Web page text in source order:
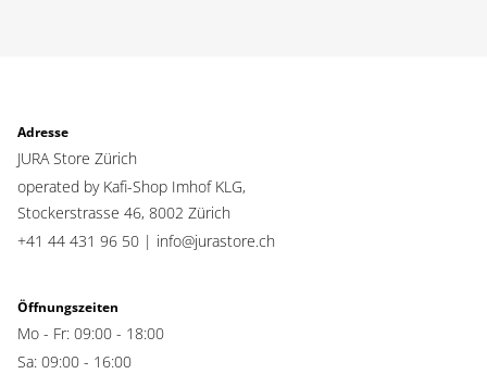
Adresse
JURA Store Zürich
operated by Kafi-Shop Imhof KLG,
Stockerstrasse 46, 8002 Zürich
+41 44 431 96 50 | info@jurastore.ch
Öffnungszeiten
Mo - Fr: 09:00 - 18:00
Sa: 09:00 - 16:00